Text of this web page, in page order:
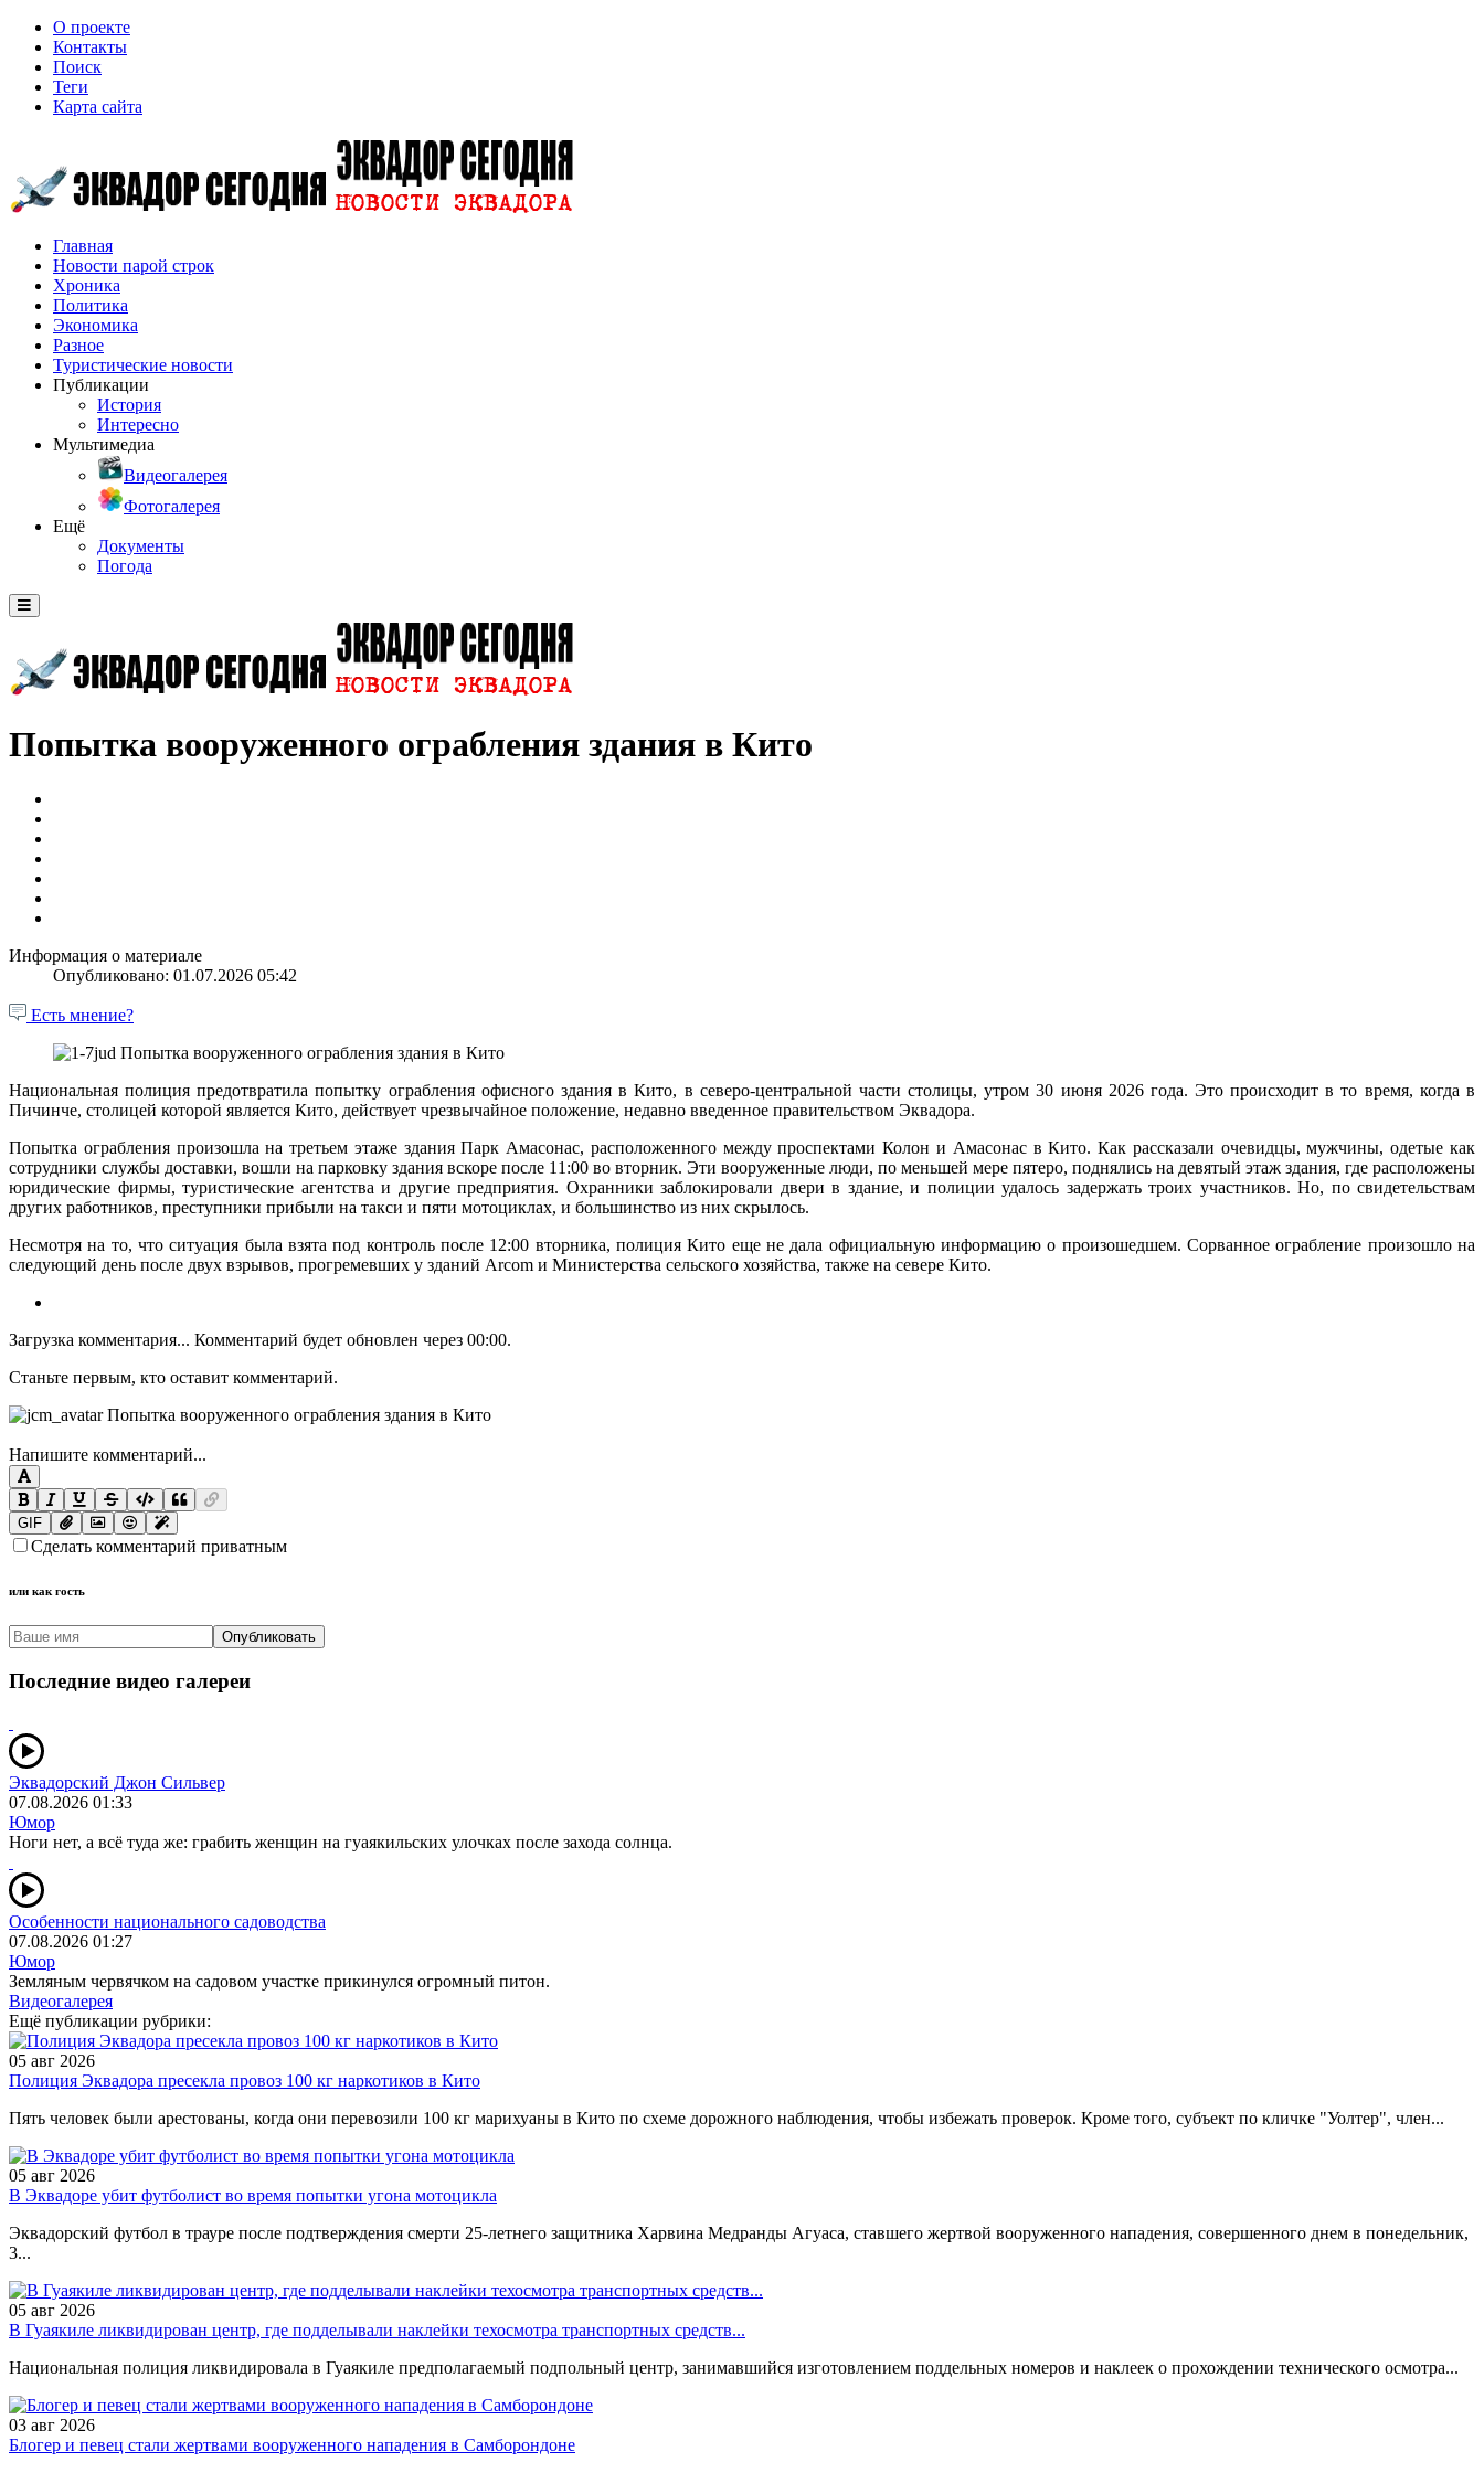
О проекте
Контакты
Поиск
Теги
Карта сайта
Главная
Новости парой строк
Хроника
Политика
Экономика
Разное
Туристические новости
Публикации
История
Интересно
Мультимедиа
Видеогалерея
Фотогалерея
Ещё
Документы
Погода
Попытка вооруженного ограбления здания в Кито
Информация о материале
Опубликовано: 01.07.2026 05:42
Есть мнение?
Национальная полиция предотвратила попытку ограбления офисного здания в Кито, в северо-центральной части столицы, утром 30 июня 2026 года. Это происходит в то время, когда в
Пичинче, столицей которой является Кито, действует чрезвычайное положение, недавно введенное правительством Эквадора.
Попытка ограбления произошла на третьем этаже здания Парк Амасонас, расположенного между проспектами Колон и Амасонас в Кито. Как рассказали очевидцы, мужчины, одетые как
сотрудники службы доставки, вошли на парковку здания вскоре после 11:00 во вторник. Эти вооруженные люди, по меньшей мере пятеро, поднялись на девятый этаж здания, где расположены
юридические фирмы, туристические агентства и другие предприятия. Охранники заблокировали двери в здание, и полиции удалось задержать троих участников. Но, по свидетельствам
других работников, преступники прибыли на такси и пяти мотоциклах, и большинство из них скрылось.
Несмотря на то, что ситуация была взята под контроль после 12:00 вторника, полиция Кито еще не дала официальную информацию о произошедшем. Сорванное ограбление произошло на
следующий день после двух взрывов, прогремевших у зданий Arcom и Министерства сельского хозяйства, также на севере Кито.
Загрузка комментария... Комментарий будет обновлен через 00:00.
Станьте первым, кто оставит комментарий.
Напишите комментарий...
GIF
Сделать комментарий приватным
или как гость
Опубликовать
Последние видео галереи
Эквадорский Джон Сильвер
07.08.2026 01:33
Юмор
Ноги нет, а всё туда же: грабить женщин на гуаякильских улочках после захода солнца.
Особенности национального садоводства
07.08.2026 01:27
Юмор
Земляным червячком на садовом участке прикинулся огромный питон.
Видеогалерея
Ещё публикации рубрики:
05 авг 2026
Полиция Эквадора пресекла провоз 100 кг наркотиков в Кито
Пять человек были арестованы, когда они перевозили 100 кг марихуаны в Кито по схеме дорожного наблюдения, чтобы избежать проверок. Кроме того, субъект по кличке "Уолтер", член...
05 авг 2026
В Эквадоре убит футболист во время попытки угона мотоцикла
Эквадорский футбол в трауре после подтверждения смерти 25-летнего защитника Харвина Медранды Агуаса, ставшего жертвой вооруженного нападения, совершенного днем в понедельник,
3...
05 авг 2026
В Гуаякиле ликвидирован центр, где подделывали наклейки техосмотра транспортных средств...
Национальная полиция ликвидировала в Гуаякиле предполагаемый подпольный центр, занимавшийся изготовлением поддельных номеров и наклеек о прохождении технического осмотра...
03 авг 2026
Блогер и певец стали жертвами вооруженного нападения в Самборондоне